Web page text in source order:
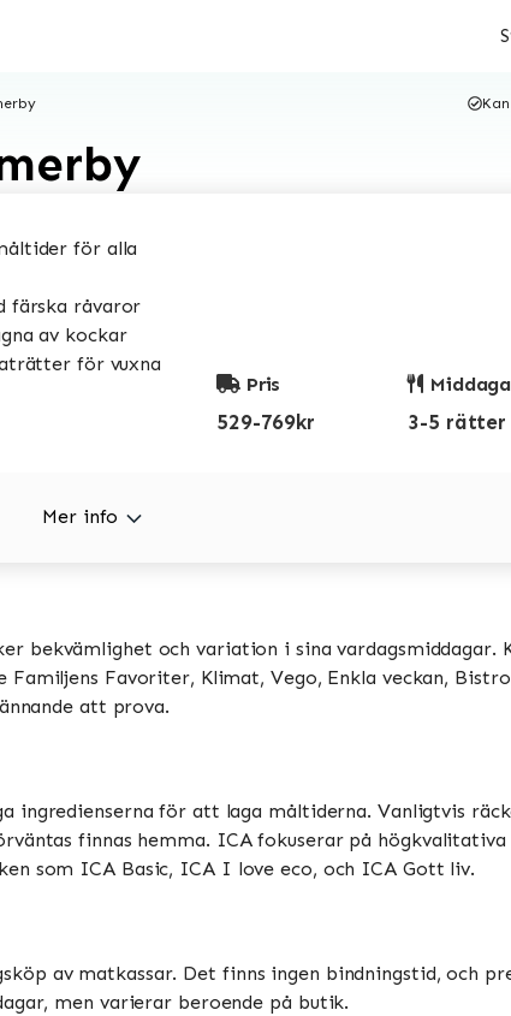
för alla
färska råvaror
av kockar
för vuxna
Pris
529-769kr 3-5 rätter
Mer info
bekvämlighet och variation i sina vardagsmiddagar.
Familjens Favoriter, Klimat, Vego, Enkla veckan,
att prova​​.
ingredienserna för att laga måltiderna. Vanligtvis
finnas hemma​​. ICA fokuserar på
som ICA Basic, ICA I love eco, och ICA Gott liv​​.
av matkassar. Det finns ingen bindningstid, och
men varierar beroende på butik​​​​.